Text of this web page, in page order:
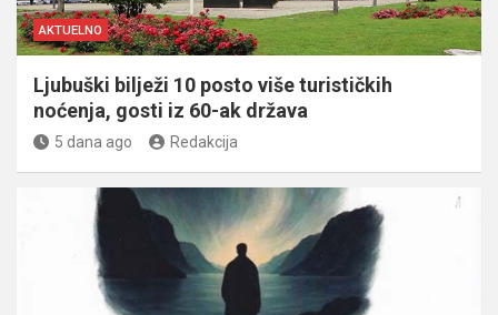
AKTUELNO
Ljubuški bilježi 10 posto više turističkih
noćenja, gosti iz 60-ak država
5 dana ago Redakcija